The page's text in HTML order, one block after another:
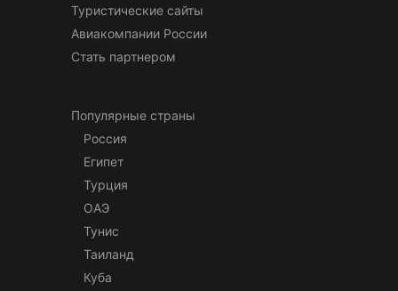
Туристические сайты
Авиакомпании России
Стать партнером
Популярные страны
Россия
Египет
Турция
ОАЭ
Тунис
Таиланд
Куба